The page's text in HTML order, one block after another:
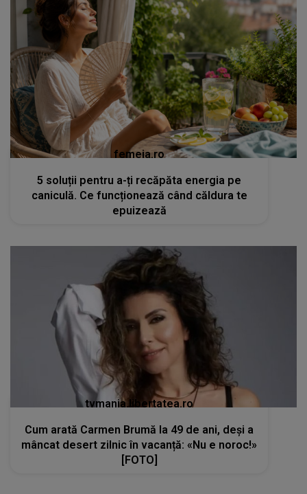
femeia.ro
5 soluții pentru a-ți recăpăta energia pe
caniculă. Ce funcționează când căldura te
epuizează
tvmania.libertatea.ro
Cum arată Carmen Brumă la 49 de ani, deși a
mâncat desert zilnic în vacanță: «Nu e noroc!»
[FOTO]